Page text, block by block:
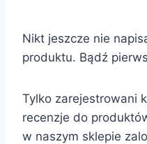
Nikt jeszcze nie
produktu. Bądź
Tylko zarejestrowani
recenzje do
w naszym sklepie